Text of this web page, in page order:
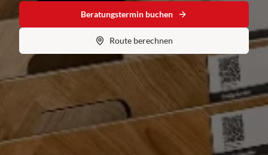
Beratungstermin buchen
Route berechnen